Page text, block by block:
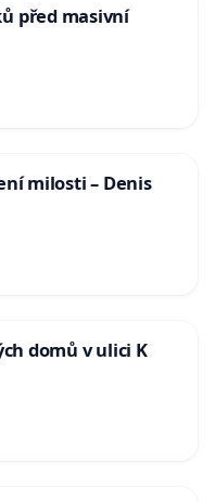
před masivní
milosti – Denis
domů v ulici K